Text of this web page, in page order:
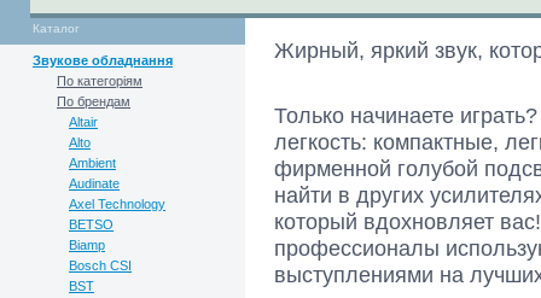
Каталог
Звукове обладнання
По категоріям
По брендам
Altair
Alto
Ambient
Audinate
Axel Technology
BETSO
Biamp
Bosch CSI
BST
Жирный, яркий звук,
Только начинаете
легкость: компактные,
фирменной голубой
найти в других
который вдохновляет
профессионалы
выступлениями на